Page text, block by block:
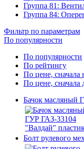
Группа 81:
Группа 84:
Фильтр по параметрам
По популярности
По популярности
По рейтингу
По цене, сначала
По цене, сначала
Бачок масляный
Болт рулевого